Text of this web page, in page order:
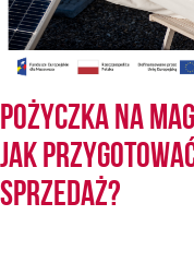
Pożyczka na
jak
sprzedaż?